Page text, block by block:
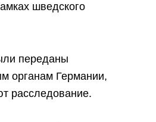
шведского
переданы
органам Германии,
расследование.